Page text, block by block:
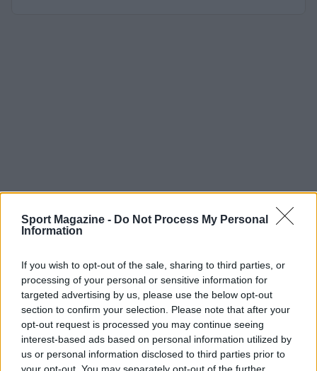
Sport Magazine - Do Not Process My Personal
Information
If you wish to opt-out of the sale, sharing to third parties, or
processing of your personal or sensitive information for
targeted advertising by us, please use the below opt-out
section to confirm your selection. Please note that after your
opt-out request is processed you may continue seeing
interest-based ads based on personal information utilized by
us or personal information disclosed to third parties prior to
your opt-out. You may separately opt-out of the further
Continua a leggere